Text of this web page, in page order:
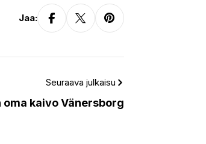
Jaa:
Seuraava julkaisu
kaivo Vänersborg